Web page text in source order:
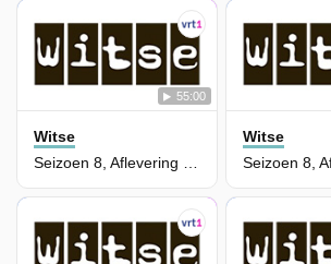
55:00
Witse
Seizoen 8, Aflevering 5 - Vrije Slag
Witse